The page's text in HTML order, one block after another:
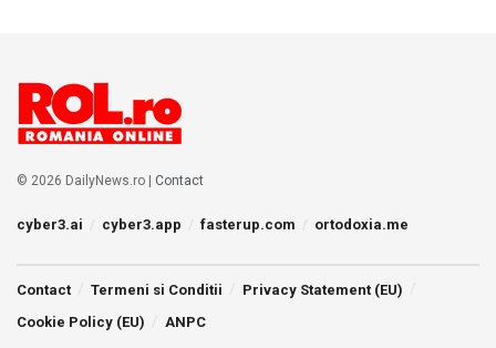
© 2026 DailyNews.ro | Contact
cyber3.ai cyber3.app fasterup.com ortodoxia.me
Contact Termeni si Conditii
Privacy Statement (EU)
Cookie Policy (EU)
ANPC